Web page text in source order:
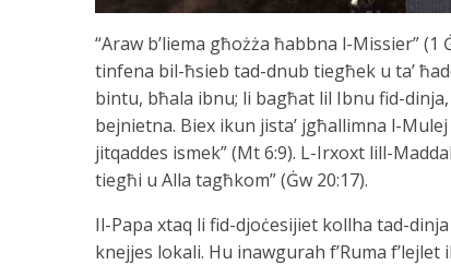
“Araw b’liema għożża ħabbna l-Missier”
tinfena bil-ħsieb tad-dnub tiegħek u ta’
bintu, bħala ibnu; li bagħat lil Ibnu fid-
bejnietna. Biex ikun jista’ jgħallimna l-
jitqaddes ismek” (Mt 6:9). L-Irxoxt lill-
tiegħi u Alla tagħkom” (Ġw 20:17).
Il-Papa xtaq li fid-djoċesijiet kollha tad-
knejjes lokali. Hu inawgurah f’Ruma